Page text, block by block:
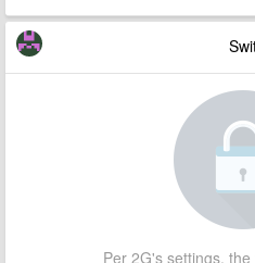
Per 2G's settings,